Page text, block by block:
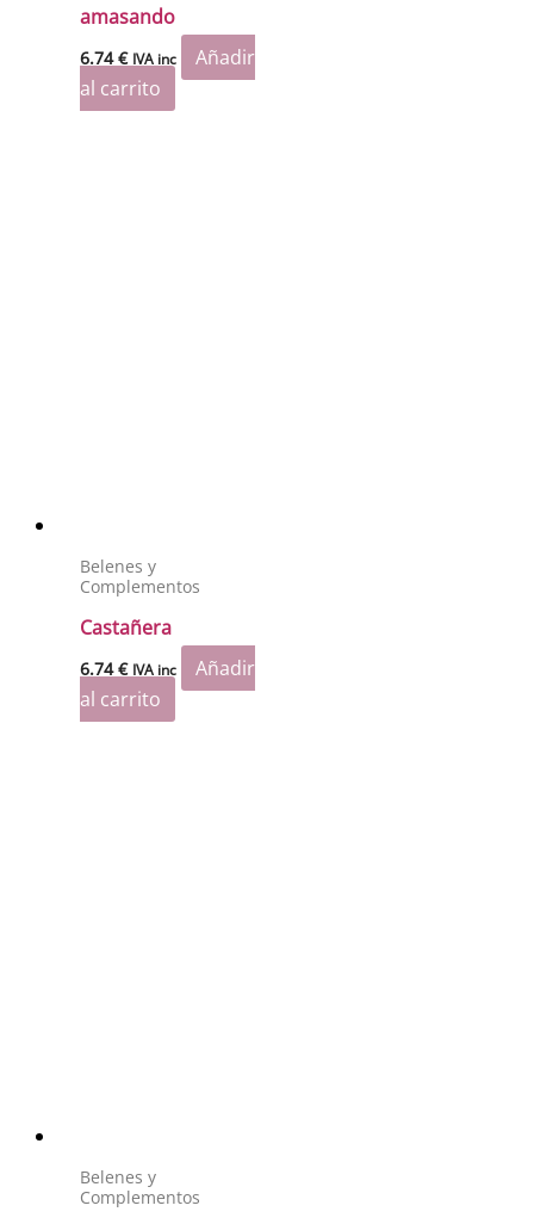
amasando
6.74€ IVA inc
Añadir
al carrito
Belenes y
Complementos
Castañera
6.74€ IVA inc
Añadir
al carrito
Belenes y
Complementos